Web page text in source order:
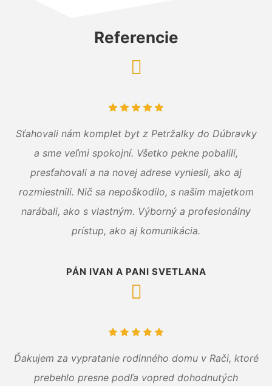
Referencie
Sťahovali nám komplet byt z Petržalky do Dúbravky
a sme veľmi spokojní. Všetko pekne pobalili,
presťahovali a na novej adrese vyniesli, ako aj
rozmiestnili. Nič sa nepoškodilo, s našim majetkom
narábali, ako s vlastným. Výborný a profesionálny
prístup, ako aj komunikácia.
PÁN IVAN A PANI SVETLANA
Ďakujem za vypratanie rodinného domu v Rači, ktoré
prebehlo presne podľa vopred dohodnutých